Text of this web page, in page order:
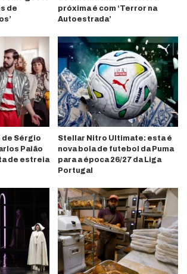
de
próxima é com ‘Terror na
Autoestrada’
de Sérgio
Paião
de estreia
Stellar Nitro Ultimate: esta é
nova bola de futebol da Puma
para a época 26/27 da Liga
Portugal